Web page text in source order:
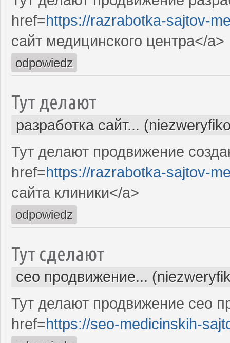
href=https://razrabotka-sajtov-
сайт медицинского центра</a>
odpowiedz
Тут делают
разработка сайт...
Тут делают продвижение
href=https://razrabotka-sajtov-
сайта клиники</a>
odpowiedz
Тут сделают
сео продвижение...
Тут делают продвижение сео
href=https://seo-medicinskih-